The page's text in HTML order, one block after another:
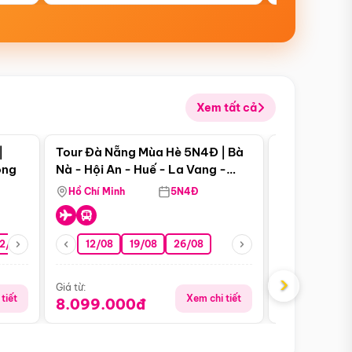
Xem tất cả
08 26/08 05/09 09/09 12/09
tiết
Điểm nổi bật
Tour Đà Nẵng Mùa Hè 5N4Đ | Bà
Nà - Hội An - Huế - La Vang -
Động Thiên Đường
Hồ Chí Minh 5N4Đ
12/08 19/08 26/08
Giá từ:
8.099.000đ Xem chi tiết
Giá từ:
›